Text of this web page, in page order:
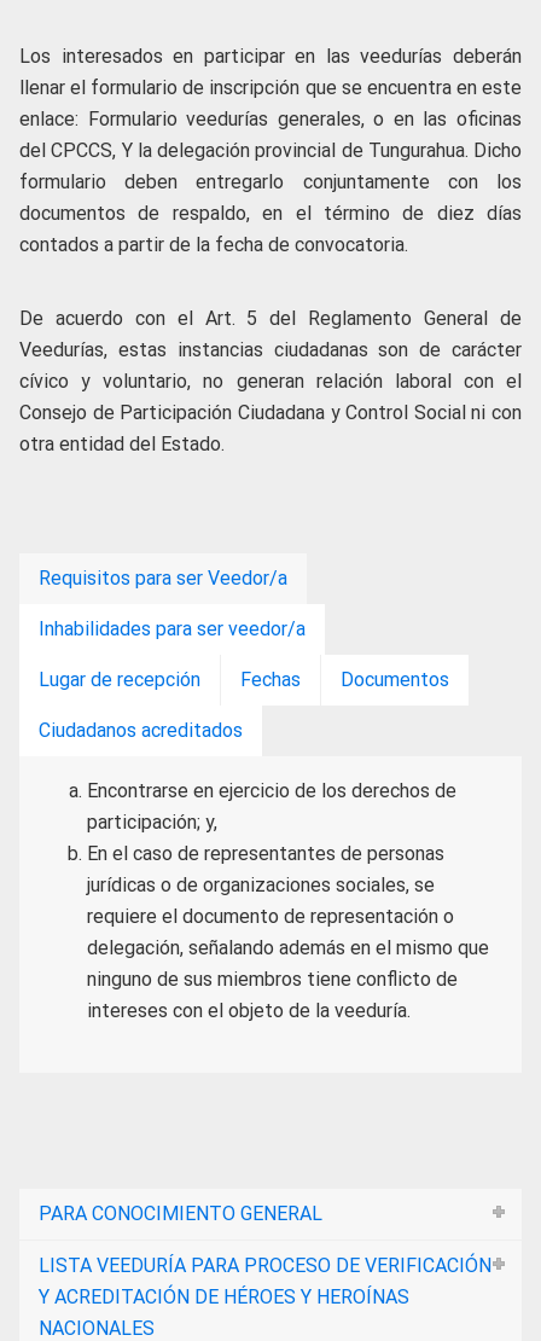
Los interesados en participar en las veedurías deberán
llenar el formulario de inscripción que se encuentra en este
enlace: Formulario veedurías generales, o en las oficinas
del CPCCS, Y la delegación provincial de Tungurahua. Dicho
formulario deben entregarlo conjuntamente con los
documentos de respaldo, en el término de diez días
contados a partir de la fecha de convocatoria.
De acuerdo con el Art. 5 del Reglamento General de
Veedurías, estas instancias ciudadanas son de carácter
cívico y voluntario, no generan relación laboral con el
Consejo de Participación Ciudadana y Control Social ni con
otra entidad del Estado.
Requisitos para ser Veedor/a
Inhabilidades para ser veedor/a
Lugar de recepción Fechas Documentos
Ciudadanos acreditados
Encontrarse en ejercicio de los derechos de
participación; y,
En el caso de representantes de personas
jurídicas o de organizaciones sociales, se
requiere el documento de representación o
delegación, señalando además en el mismo que
ninguno de sus miembros tiene conflicto de
intereses con el objeto de la veeduría.
PARA CONOCIMIENTO GENERAL
LISTA VEEDURÍA PARA PROCESO DE VERIFICACIÓN
Y ACREDITACIÓN DE HÉROES Y HEROÍNAS
NACIONALES